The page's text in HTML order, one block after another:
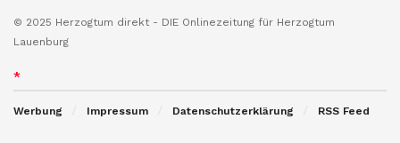
© 2025 Herzogtum direkt - DIE Onlinezeitung für Herzogtum
Lauenburg
*
Werbung Impressum Datenschutzerklärung RSS Feed